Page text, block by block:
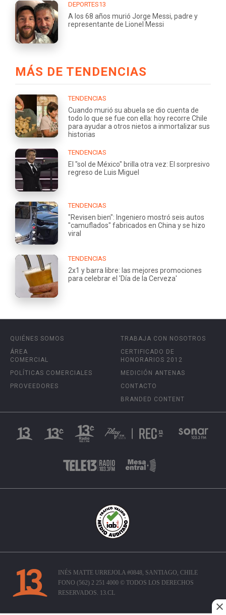
DEPORTES13
A los 68 años murió Jorge Messi, padre y
representante de Lionel Messi
MÁS DE TENDENCIAS
TENDENCIAS
Cuando murió su abuela se dio cuenta de
todo lo que se fue con ella: hoy recorre Chile
para ayudar a otros nietos a inmortalizar sus
historias
TENDENCIAS
El "sol de México" brilla otra vez: El sorpresivo
regreso de Luis Miguel
TENDENCIAS
"Revisen bien": Ingeniero mostró seis autos
"camuflados" fabricados en China y se hizo
viral
TENDENCIAS
2x1 y barra libre: las mejores promociones
para celebrar el 'Día de la Cerveza'
QUIÉNES SOMOS
ÁREA
COMERCIAL
POLÍTICAS COMERCIALES
PROVEEDORES
TRABAJA CON NOSOTROS
CERTIFICADO DE
HONORARIOS 2012
MEDICIÓN ANTENAS
CONTACTO
BRANDED CONTENT
INÉS MATTE URREJOLA #0848, SANTIAGO, CHILE
FONO (562) 2 251 4000 © TODOS LOS DERECHOS
RESERVADOS. 13.CL